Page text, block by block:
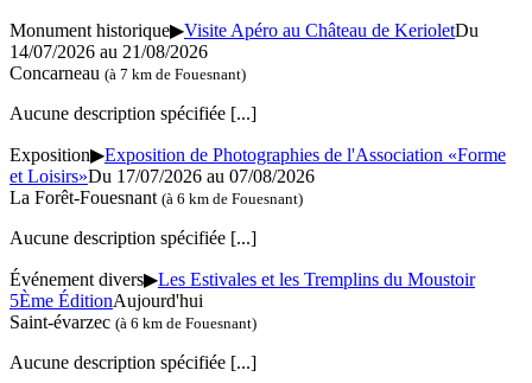
Monument historique▶Visite Apéro au Château de KerioletDu
14/07/2026 au 21/08/2026
Concarneau (à 7 km de Fouesnant)
Aucune description spécifiée [...]
Exposition▶Exposition de Photographies de l'Association «Forme
et Loisirs»Du 17/07/2026 au 07/08/2026
La Forêt-Fouesnant (à 6 km de Fouesnant)
Aucune description spécifiée [...]
Événement divers▶Les Estivales et les Tremplins du Moustoir
5Ème ÉditionAujourd'hui
Saint-évarzec (à 6 km de Fouesnant)
Aucune description spécifiée [...]